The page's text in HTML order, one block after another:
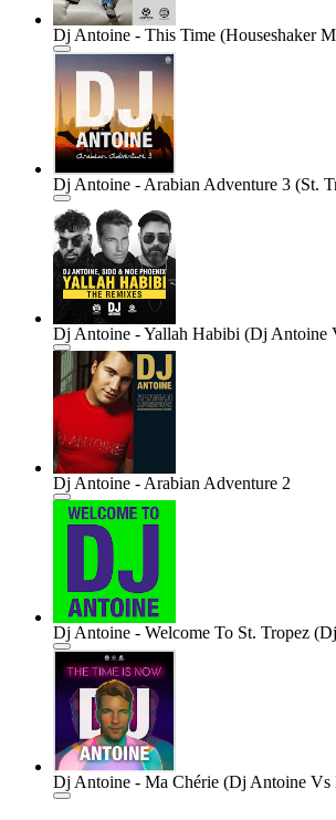
Dj Antoine - This Time (Houseshaker
Dj Antoine - Arabian Adventure 3 (St.
Dj Antoine - Yallah Habibi (Dj
Dj Antoine - Arabian Adventure 2
Dj Antoine - Welcome To St. Tropez
Dj Antoine - Ma Chérie (Dj Antoine Vs